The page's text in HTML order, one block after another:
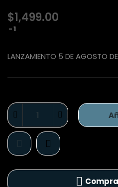
$1,499.00
1
LANZAMIENTO 5 DE AGOSTO